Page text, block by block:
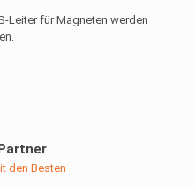
Leiter für Magneten werden
den Besten